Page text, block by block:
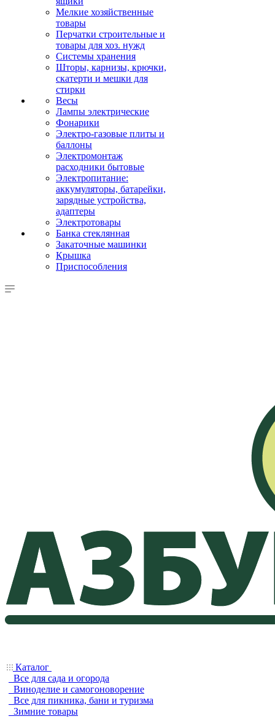
Мелкие хозяйственные
товары
Перчатки строительные и
товары для хоз. нужд
Системы хранения
Шторы, карнизы, крючки,
скатерти и мешки для
стирки
Весы
Лампы электрические
Фонарики
Электро-газовые плиты и
баллоны
Электромонтаж
расходники бытовые
Электропитание:
аккумуляторы, батарейки,
зарядные устройства,
адаптеры
Электротовары
Банка стеклянная
Закаточные машинки
Крышка
Приспособления
Каталог
Все для сада и огорода
Виноделие и самогоноворение
Все для пикника, бани и туризма
Зимние товары